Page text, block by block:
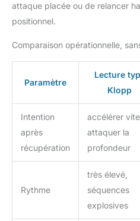
attaque placée ou de relancer
positionnel.
Comparaison opérationnelle,
Paramètre
Lecture
Klopp
Intention
après
récupération
accélérer vite,
attaquer la
profondeur
Rythme
très élevé,
séquences
explosives